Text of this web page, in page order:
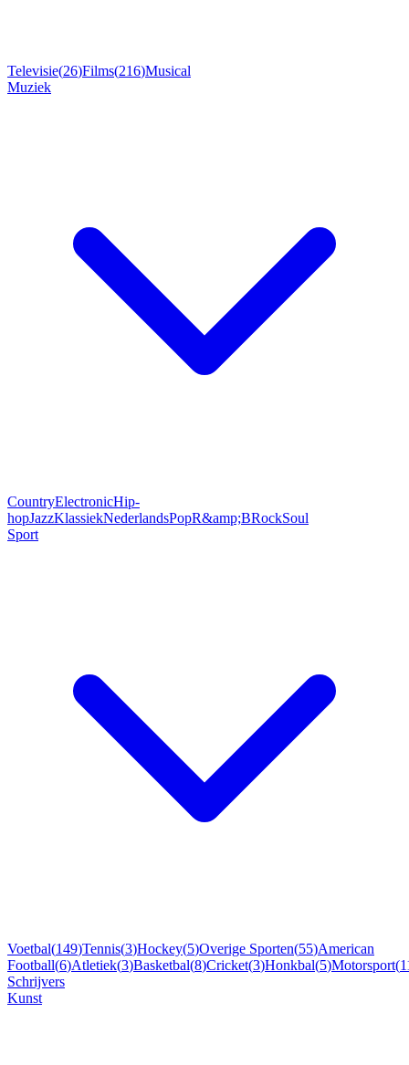
Televisie(26)Films(216)Musical
Muziek
CountryElectronicHip-
hopJazzKlassiekNederlandsPopR&amp;BRockSoul
Sport
Voetbal(149)Tennis(3)Hockey(5)Overige Sporten(55)American
Football(6)Atletiek(3)Basketbal(8)Cricket(3)Honkbal(5)Motorsport(
Schrijvers
Kunst